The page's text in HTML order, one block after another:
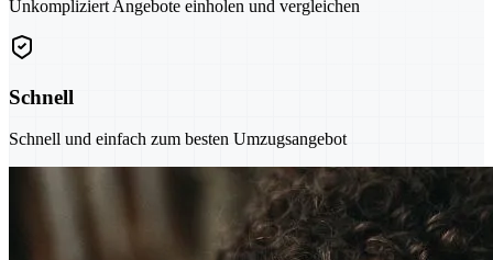
Unkompliziert Angebote einholen und vergleichen
Schnell
Schnell und einfach zum besten Umzugsangebot